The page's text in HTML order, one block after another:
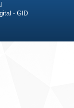
- GID